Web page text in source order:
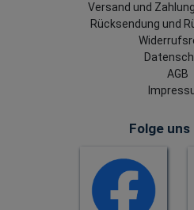
Versand und
Rücksendung und
AGB
Folge